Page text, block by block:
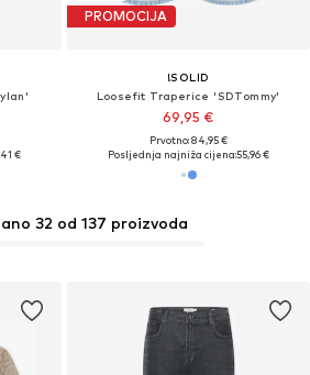
€
PROMOCIJA
!SOLID
Loosefit Traperice 'SDTommy'
69,95 €
Prvotno: 84,95 €
Posljednja najniža cijena:55,96 €
32 od 137 proizvoda